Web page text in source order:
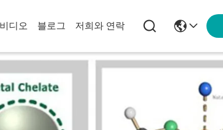
비디오 블로그 저희와 연락